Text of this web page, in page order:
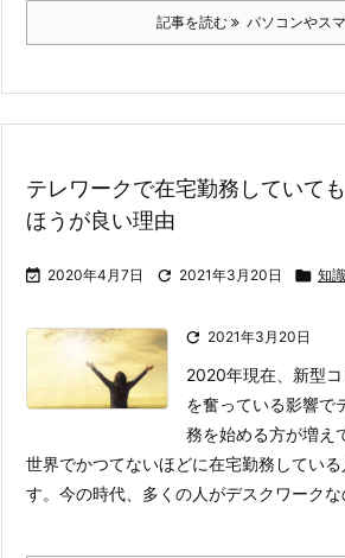
記事を読む パソコンやス
テレワークで在宅勤務していて
ほうが良い理由
 2020年4月7日  2021年3月20日  知
 2021年3月20日
2020年現在、新型
を奮っている影響で
務を始める方が増え
世界でかつてないほどに在宅勤務してい
す。 今の時代、多くの人がデスクワーク